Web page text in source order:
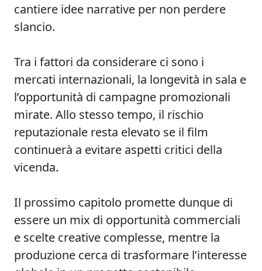
cantiere idee narrative per non perdere
slancio.
Tra i fattori da considerare ci sono i
mercati internazionali, la longevità in sala e
l’opportunità di campagne promozionali
mirate. Allo stesso tempo, il rischio
reputazionale resta elevato se il film
continuerà a evitare aspetti critici della
vicenda.
Il prossimo capitolo promette dunque di
essere un mix di opportunità commerciali
e scelte creative complesse, mentre la
produzione cerca di trasformare l’interesse